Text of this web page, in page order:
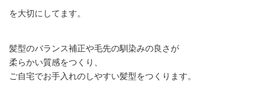
を大切にしてます。
髪型のバランス補正や毛先の馴染みの良さが
柔らかい質感をつくり、
ご自宅でお手入れのしやすい髪型をつくります。